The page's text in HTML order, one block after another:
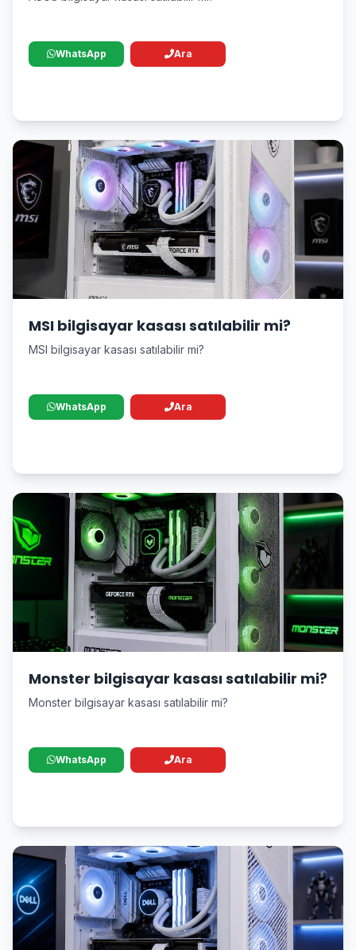
WhatsApp Ara
MSI bilgisayar kasası satılabilir mi?
MSI bilgisayar kasası satılabilir mi?
WhatsApp Ara
Monster bilgisayar kasası satılabilir mi?
Monster bilgisayar kasası satılabilir mi?
WhatsApp Ara